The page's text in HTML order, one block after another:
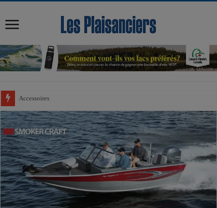
Accessoires
modal-check